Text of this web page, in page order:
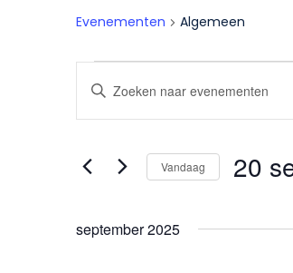
Evenementen Algemeen
Evenementen
Evenementen
Zoeken
en
navigatie
Vul
een
in.
voor
Vandaag 20
een
september 2025